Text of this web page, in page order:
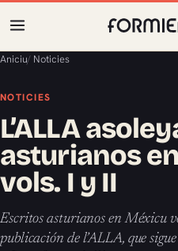
Aniciu/ Noticies
NOTICIES
L’ALLA
asturianos
vols. I y II
Escritos asturianos en Méxicu
publicación de l’ALLA, que